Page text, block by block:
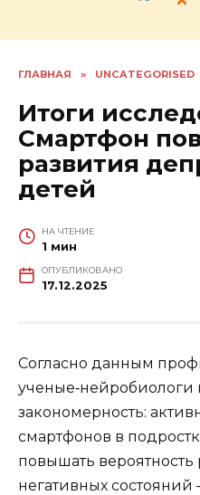
ГЛАВНАЯ » UNCATEGORISED
Итоги
Смартфон
развития
детей
НА ЧТЕНИЕ
1 мин
ОПУБЛИКОВАНО
17.12.2025
Согласно данным
закономерность:
смартфонов в
повышать вероятность
негативных